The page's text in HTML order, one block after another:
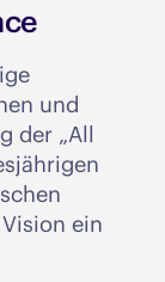
und
der „All
ein